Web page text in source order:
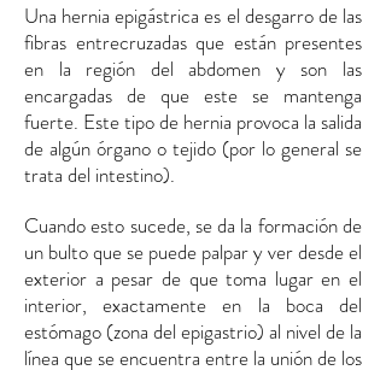
Una hernia epigástrica es el desgarro de las
fibras entrecruzadas que están presentes
en la región del abdomen y son las
encargadas de que este se mantenga
fuerte. Este tipo de hernia provoca la salida
de algún órgano o tejido (por lo general se
trata del intestino).
Cuando esto sucede, se da la formación de
un bulto que se puede palpar y ver desde el
exterior a pesar de que toma lugar en el
interior, exactamente en la boca del
estómago (zona del epigastrio) al nivel de la
línea que se encuentra entre la unión de los